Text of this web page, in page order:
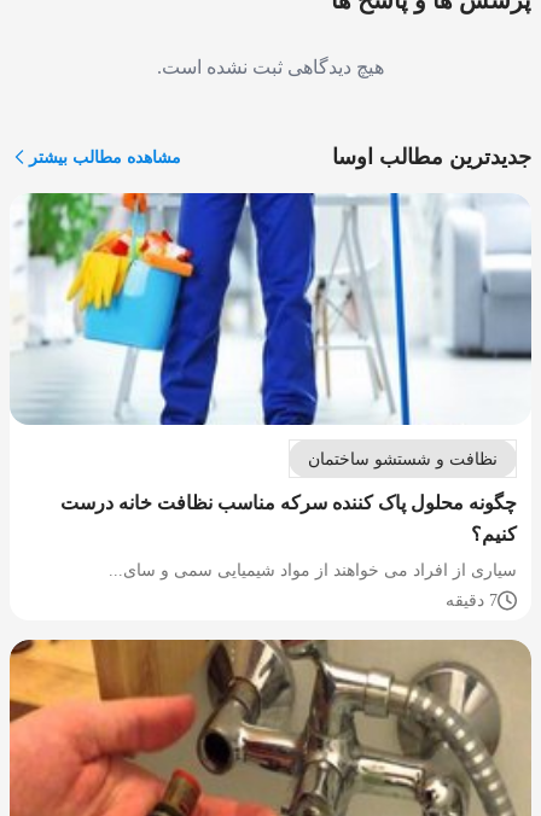
هیچ دیدگاهی ثبت نشده است.
جدیدترین مطالب اوسا مشاهده مطالب بیشتر
نظافت و شستشو ساختمان
چگونه محلول پاک کننده سرکه مناسب نظافت خانه درست
کنیم؟
سیاری از افراد می خواهند از مواد شیمیایی سمی و سای...
7 دقیقه